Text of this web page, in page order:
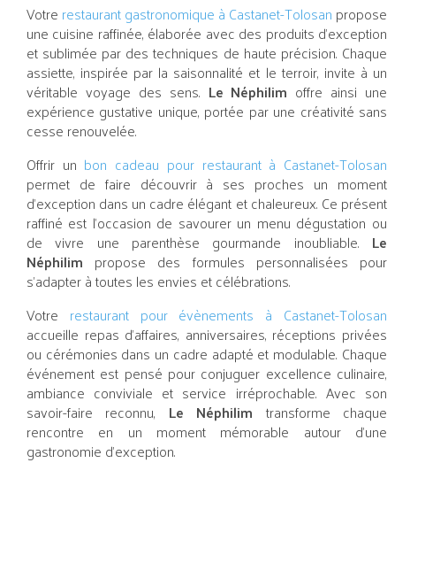
Votre restaurant gastronomique à Castanet-Tolosan propose
une cuisine raffinée, élaborée avec des produits d’exception
et sublimée par des techniques de haute précision. Chaque
assiette, inspirée par la saisonnalité et le terroir, invite à un
véritable voyage des sens. Le Néphilim offre ainsi une
expérience gustative unique, portée par une créativité sans
cesse renouvelée.
Offrir un bon cadeau pour restaurant à Castanet-Tolosan
permet de faire découvrir à ses proches un moment
d’exception dans un cadre élégant et chaleureux. Ce présent
raffiné est l’occasion de savourer un menu dégustation ou
de vivre une parenthèse gourmande inoubliable. Le
Néphilim propose des formules personnalisées pour
s’adapter à toutes les envies et célébrations.
Votre restaurant pour évènements à Castanet-Tolosan
accueille repas d’affaires, anniversaires, réceptions privées
ou cérémonies dans un cadre adapté et modulable. Chaque
événement est pensé pour conjuguer excellence culinaire,
ambiance conviviale et service irréprochable. Avec son
savoir-faire reconnu, Le Néphilim transforme chaque
rencontre en un moment mémorable autour d’une
gastronomie d’exception.